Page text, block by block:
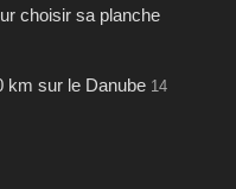
choisir sa planche
km sur le Danube 14